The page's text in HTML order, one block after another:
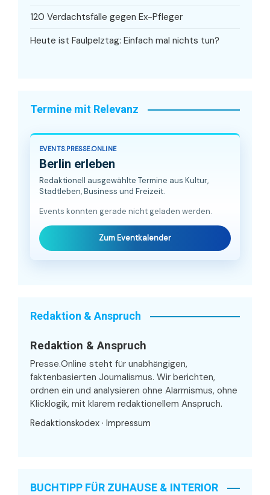
120 Verdachtsfälle gegen Ex-Pfleger
Heute ist Faulpelztag: Einfach mal nichts tun?
Termine mit Relevanz
EVENTS.PRESSE.ONLINE
Berlin erleben
Redaktionell ausgewählte Termine aus Kultur,
Stadtleben, Business und Freizeit.
Events konnten gerade nicht geladen werden.
Zum Eventkalender
Redaktion & Anspruch
Redaktion & Anspruch
Presse.Online steht für unabhängigen,
faktenbasierten Journalismus. Wir berichten,
ordnen ein und analysieren ohne Alarmismus, ohne
Klicklogik, mit klarem redaktionellem Anspruch.
Redaktionskodex · Impressum
BUCHTIPP FÜR ZUHAUSE & INTERIOR